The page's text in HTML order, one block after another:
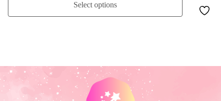
Select options